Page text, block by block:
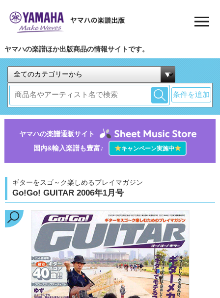
ヤマハの楽譜ほか出版商品の情報サイトです。
条件を追加
ヤマハの楽譜通販サイト
国内&輸入楽譜も豊富♪
★キャンペーン実施中★
ギターをスゴ～ク楽しめるプレイマガジン
Go!Go! GUITAR 2006年1月号